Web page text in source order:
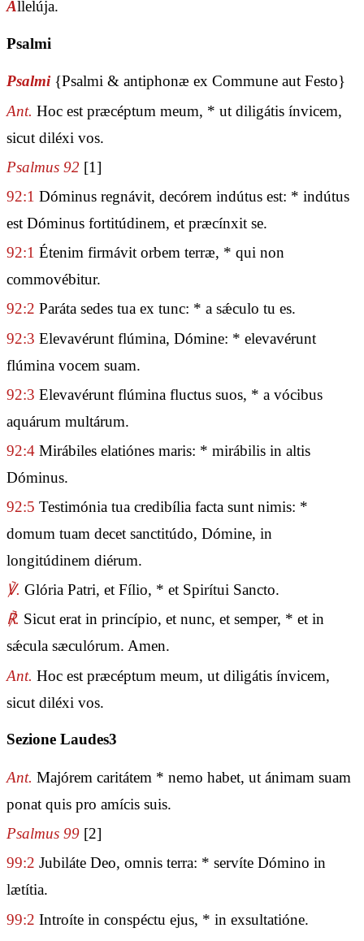
Allelúja.
Psalmi
Psalmi {Psalmi & antiphonæ ex Commune aut Festo}
Ant. Hoc est præcéptum meum, * ut diligátis ínvicem,
sicut diléxi vos.
Psalmus 92 [1]
92:1 Dóminus regnávit, decórem indútus est: * indútus
est Dóminus fortitúdinem, et præcínxit se.
92:1 Étenim firmávit orbem terræ, * qui non
commovébitur.
92:2 Paráta sedes tua ex tunc: * a sǽculo tu es.
92:3 Elevavérunt flúmina, Dómine: * elevavérunt
flúmina vocem suam.
92:3 Elevavérunt flúmina fluctus suos, * a vócibus
aquárum multárum.
92:4 Mirábiles elatiónes maris: * mirábilis in altis
Dóminus.
92:5 Testimónia tua credibília facta sunt nimis: *
domum tuam decet sanctitúdo, Dómine, in
longitúdinem diérum.
℣. Glória Patri, et Fílio, * et Spirítui Sancto.
℟. Sicut erat in princípio, et nunc, et semper, * et in
sǽcula sæculórum. Amen.
Ant. Hoc est præcéptum meum, ut diligátis ínvicem,
sicut diléxi vos.
Sezione Laudes3
Ant. Majórem caritátem * nemo habet, ut ánimam suam
ponat quis pro amícis suis.
Psalmus 99 [2]
99:2 Jubiláte Deo, omnis terra: * servíte Dómino in
lætítia.
99:2 Introíte in conspéctu ejus, * in exsultatióne.